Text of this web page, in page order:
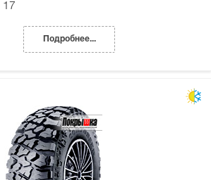
17
Подробнее...